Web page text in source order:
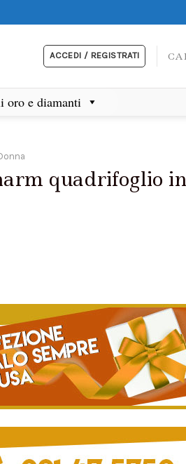
ACCEDI / REGISTRATI
oro e diamanti
quadrifoglio